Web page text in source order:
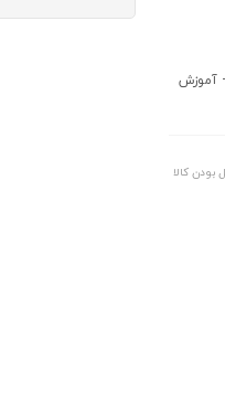
اسیستنت + آموزش
کالا